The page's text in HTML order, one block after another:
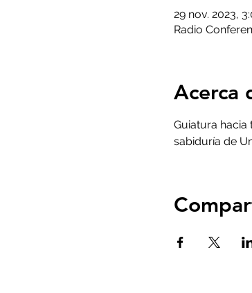
29 nov. 2023,
Radio
Acerca
Guiatura hacia
sabiduría de